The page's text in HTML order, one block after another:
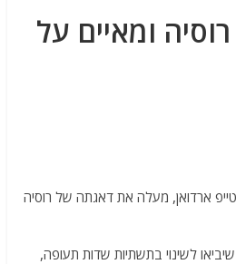
ומאיים על
טייפ ארדואן, מעלה את דאגתה של רוסיה
לשינוי בתשתיות שדות תעופה,